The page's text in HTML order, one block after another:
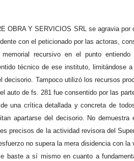
OBRA Y SERVICIOS SRL se agravia
con el peticionado por las actoras,
recursivo en el punto
técnico de ese instituto, limitándose
decisorio. Tampoco utilizó los recursos
auto de fs. 281 fue consentido por las
una crítica detallada y concreta de
apartarse del decisorio. No
precisos de la actividad revisora del
no supera la mera disidencia con la
baste a sí mismo en cuanto a